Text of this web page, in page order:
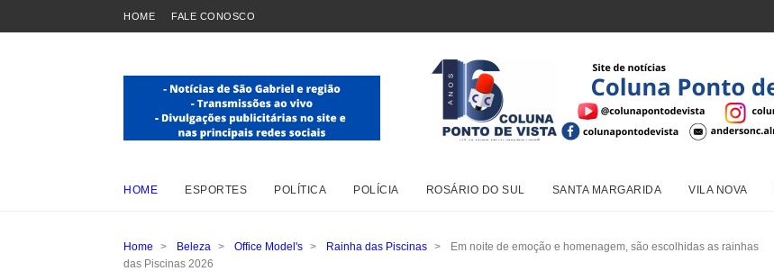
HOME FALE CONOSCO
HOME ESPORTES POLÍTICA POLÍCIA ROSÁRIO DO SUL SANTA MARGARIDA VILA NOVA
Home > Beleza > Office Model's > Rainha das Piscinas >
Em noite de emoção e homenagem, são escolhidas as rainhas
das Piscinas 2026